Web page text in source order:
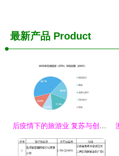
最新产品 Product
后疫情下的旅游业 复苏与创新并行的新篇章